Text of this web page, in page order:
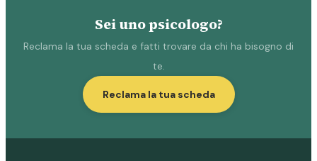
Sei uno psicologo?
Reclama la tua scheda e fatti trovare da chi ha bisogno di
te.
Reclama la tua scheda